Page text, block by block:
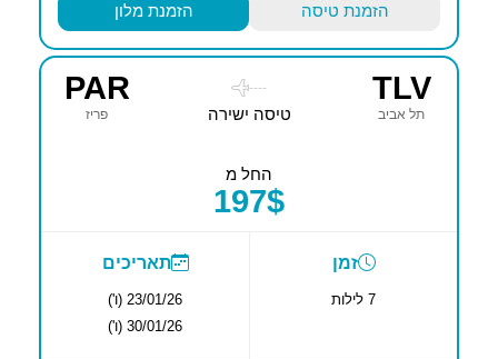
הזמנת טיסה הזמנת מלון
TLV
תל אביב
----
טיסה ישירה
PAR
פריז
החל מ
197$
זמן
7 לילות
תאריכים
23/01/26 (ו')
30/01/26 (ו')